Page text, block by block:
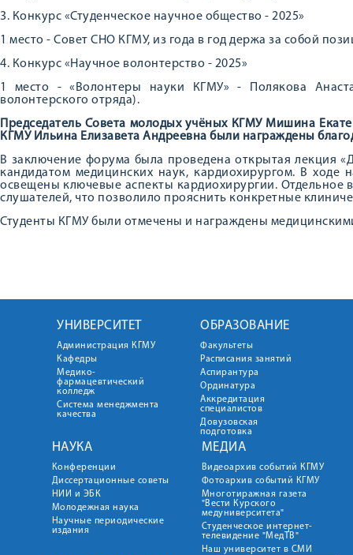
3. Конкурс «Студенческое научное общество - 2025»
1 место - Совет СНО КГМУ, из года в год держа за собой
4. Конкурс «Научное волонтерство - 2025»
1 место - «Волонтеры науки КГМУ» - Полякова
волонтерского отряда).
Председатель Совета молодых учёных КГМУ Мишина
КГМУ Ильина Елизавета Андреевна были награждены
В заключение форума была проведена открытая лекция
кандидатом медицинских наук, кардиохирургом. В ходе
освещены ключевые аспекты кардиохирургии.
слушателей, что позволило прояснить конкретные
Студенты КГМУ были отмечены и награждены
УНИВЕРСИТЕТ
Администрация КГМУ
Кафедры
Медико-
фармацевтический
колледж
Система менеджмента
качества
ОБРАЗОВАНИЕ
Факультеты
Расписания занятий
Аспирантура
Ординатура
Аккредитация
специалистов
Довузовская
подготовка
НАУКА
Конференции
Диссертационные советы
НИИ и ЭБК
Молодежная наука
Научные периодические
издания
МЕДИА
Видеоархив событий КГМУ
Фотоархив событий КГМУ
Многотиражная газета
"Вести Курского
медуниверситета"
Студенческое интернет-
телевидение "МедТВ"
Наш университет в СМИ